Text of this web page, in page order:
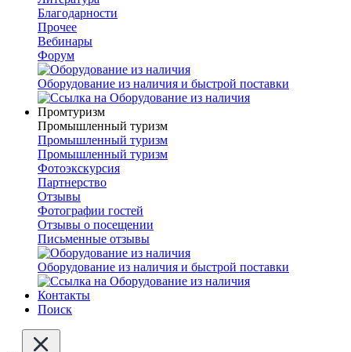
Благодарности
Прочее
Вебинары
Форум
Оборудование из наличия и быстрой поставки
Промтуризм
Промышленный туризм
Промышленный туризм
Промышленный туризм
Фотоэкскурсия
Партнерство
Отзывы
Фотографии гостей
Отзывы о посещении
Письменные отзывы
Оборудование из наличия и быстрой поставки
Контакты
Поиск